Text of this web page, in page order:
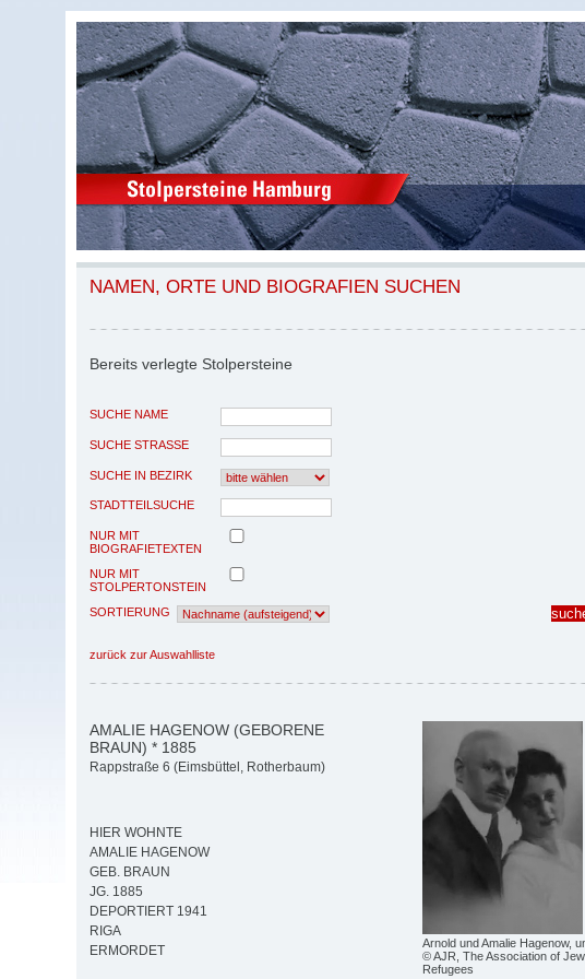
NAMEN, ORTE UND BIOGRAFIEN SUCHEN
Bereits verlegte Stolpersteine
SUCHE NAME
SUCHE STRASSE
SUCHE IN BEZIRK
STADTTEILSUCHE
NUR MIT
BIOGRAFIETEXTEN
NUR MIT
STOLPERTONSTEIN
SORTIERUNG
zurück zur Auswahlliste
Arnold und Amalie Hagenow,
© AJR, The Association of
Refugees
AMALIE HAGENOW (GEBORENE
BRAUN) * 1885
Rappstraße 6 (Eimsbüttel, Rotherbaum)
HIER WOHNTE
AMALIE HAGENOW
GEB. BRAUN
JG. 1885
DEPORTIERT 1941
RIGA
ERMORDET